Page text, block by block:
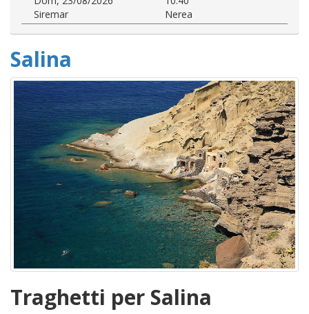
Siremar
Nerea
Salina
Traghetti per Salina